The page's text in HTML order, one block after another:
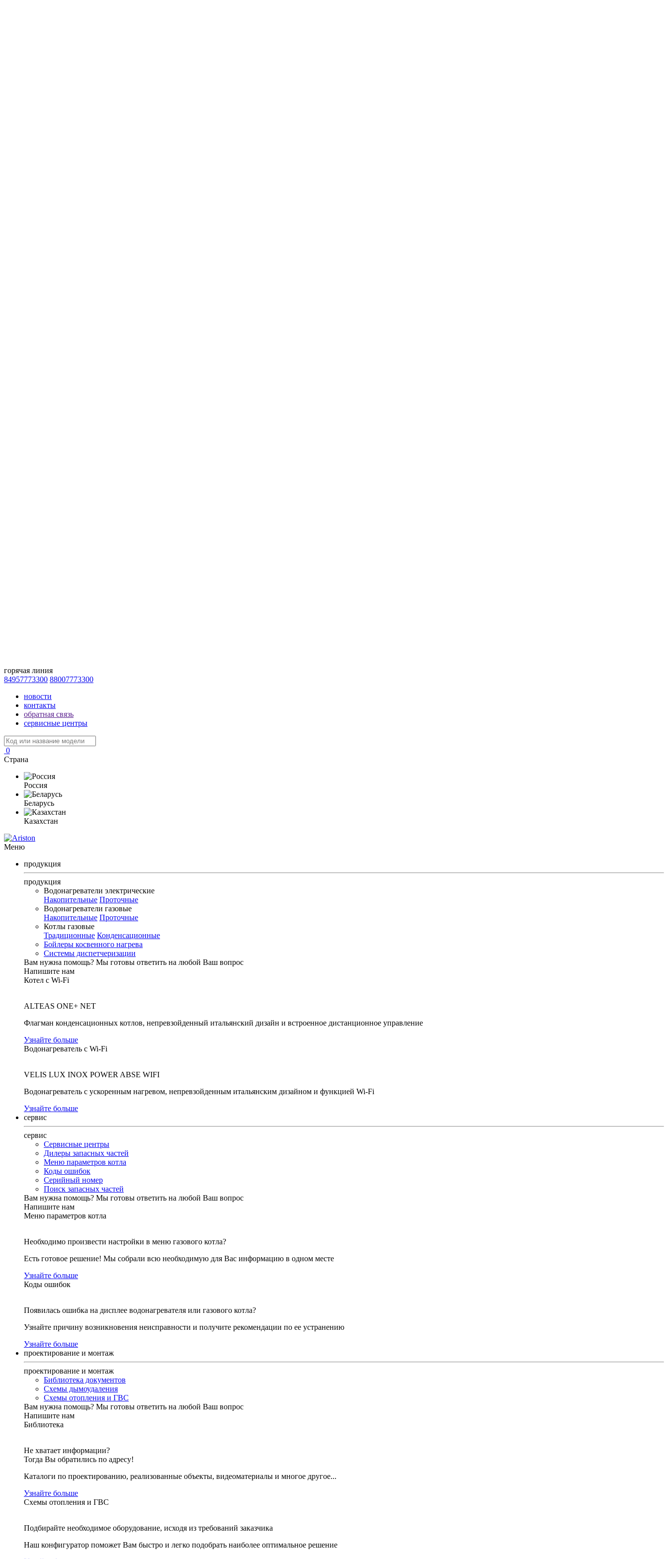
горячая линия
84957773300 88007773300
новости
контакты
обратная связь
сервисные центры
0
Страна
Россия
Беларусь
Казахстан
Меню
продукция
продукция
Водонагреватели электрические
Накопительные Проточные
Водонагреватели газовые
Накопительные Проточные
Котлы газовые
Традиционные Конденсационные
Бойлеры косвенного нагрева
Системы диспетчеризации
Вам нужна помощь? Мы готовы ответить на любой Ваш вопрос
Напишите нам
Котел с Wi-Fi
ALTEAS ONE+ NET
Флагман конденсационных котлов, непревзойденный итальянский дизайн и встроенное дистанционное управление
Узнайте больше
Водонагреватель с Wi-Fi
VELIS LUX INOX POWER ABSE WIFI
Водонагреватель с ускоренным нагревом, непревзойденным итальянским дизайном и функцией Wi-Fi
Узнайте больше
сервис
сервис
Сервисные центры
Дилеры запасных частей
Меню параметров котла
Коды ошибок
Серийный номер
Поиск запасных частей
Вам нужна помощь? Мы готовы ответить на любой Ваш вопрос
Напишите нам
Меню параметров котла
Необходимо произвести настройки в меню газового котла?
Есть готовое решение! Мы собрали всю необходимую для Вас информацию в одном месте
Узнайте больше
Коды ошибок
Появилась ошибка на дисплее водонагревателя или газового котла?
Узнайте причину возникновения неисправности и получите рекомендации по ее устранению
Узнайте больше
проектирование и монтаж
проектирование и монтаж
Библиотека документов
Схемы дымоудаления
Схемы отопления и ГВС
Вам нужна помощь? Мы готовы ответить на любой Ваш вопрос
Напишите нам
Библиотека
Не хватает информации?
Тогда Вы обратились по адресу!
Каталоги по проектированию, реализованные объекты, видеоматериалы и многое другое...
Узнайте больше
Схемы отопления и ГВС
Подбирайте необходимое оборудование, исходя из требований заказчика
Наш конфигуратор поможет Вам быстро и легко подобрать наиболее оптимальное решение